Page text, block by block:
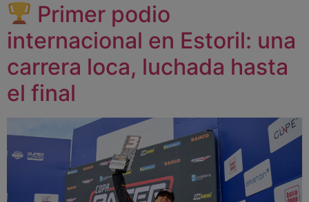
Primer podio
internacional en Estoril: una
carrera loca, luchada hasta
el final